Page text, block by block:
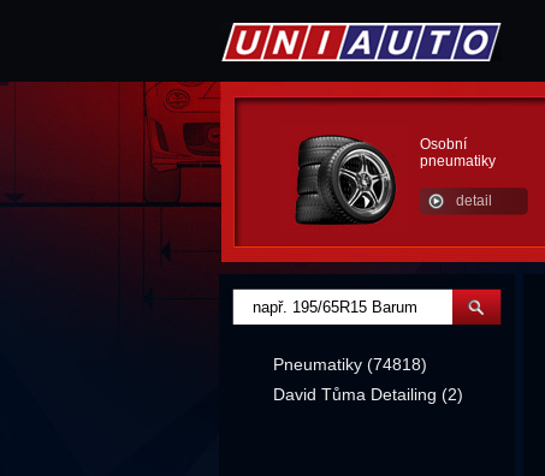
Osobní
pneumatiky
detail
Pneumatiky (74818)
David Tůma Detailing (2)